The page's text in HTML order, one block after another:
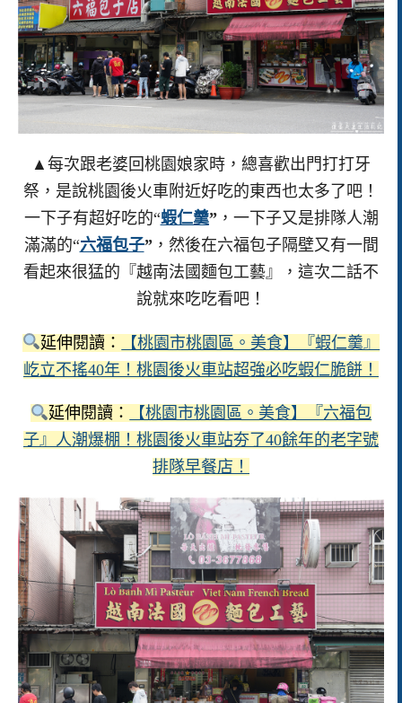
▲每次跟老婆回桃園娘家時，總喜歡出門打打牙
祭，是說桃園後火車附近好吃的東西也太多了吧！
一下子有超好吃的“蝦仁羹”，一下子又是排隊人潮
滿滿的“六福包子”，然後在六福包子隔壁又有一間
看起來很猛的『越南法國麵包工藝』，這次二話不
說就來吃吃看吧！
延伸閱讀：
【桃園市桃園區。美食】『蝦仁羹』
屹立不搖40年！桃園後火車站超強必吃蝦仁脆餅！
延伸閱讀：
【桃園市桃園區。美食】『六福包
子』人潮爆棚！桃園後火車站夯了40餘年的老字號
排隊早餐店！